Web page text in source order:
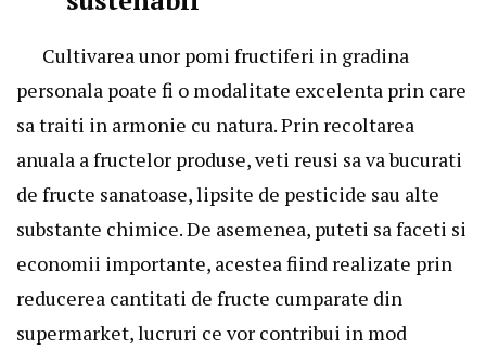
Cultivarea unor pomi fructiferi in gradina
personala poate fi o modalitate excelenta prin care
sa traiti in armonie cu natura. Prin recoltarea
anuala a fructelor produse, veti reusi sa va bucurati
de fructe sanatoase, lipsite de pesticide sau alte
substante chimice. De asemenea, puteti sa faceti si
economii importante, acestea fiind realizate prin
reducerea cantitati de fructe cumparate din
supermarket, lucruri ce vor contribui in mod